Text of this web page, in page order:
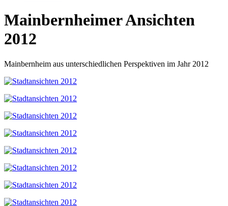
Mainbernheimer Ansichten
2012
Mainbernheim aus unterschiedlichen Perspektiven im Jahr 2012